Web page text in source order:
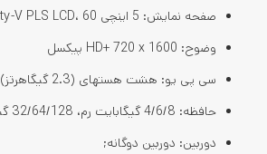
صفحه نمایش: 5 اینچی Infinity-V PLS LCD، 60 هرتز
وضوح: HD+ 720 x 1600 پیکسل
سی پی یو: هشت هستهای (2.3 گیگاهرتز)
حافظه: 4/6/8 گیگابایت رم، 32/64/128 گیگابایت حافظه داخلی
دوربین: دوربین دوگانه;